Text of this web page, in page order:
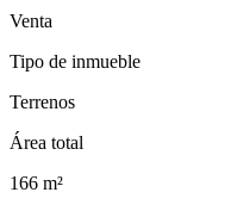
Venta
Tipo de inmueble
Terrenos
Área total
166 m²